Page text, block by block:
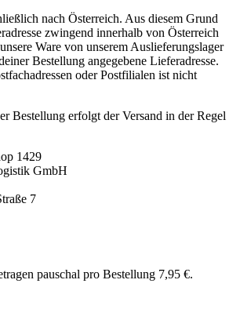
nach Österreich. Aus diesem Grund
zwingend innerhalb von Österreich
Ware von unserem Auslieferungslager
Bestellung angegebene Lieferadresse.
oder Postfilialen ist nicht
Bestellung erfolgt der Versand in der Regel
1429
GmbH
7
pauschal pro Bestellung 7,95 €.